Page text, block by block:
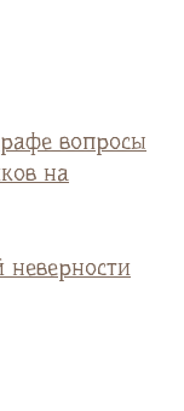
вопросы
на
неверности